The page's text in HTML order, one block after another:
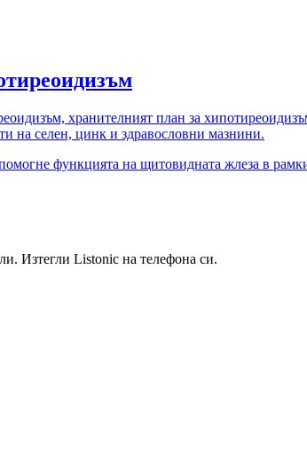
хранителният план за
на селен, цинк и здравословни мазнини.
функцията на щитовидната жлеза в
Изтегли Listonic на телефона си.